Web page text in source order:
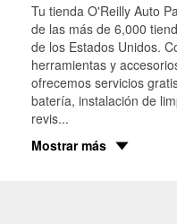
Tu tienda O'Reilly Auto
de las más de 6,000
de los Estados Unidos.
herramientas y
ofrecemos servicios
batería, instalación de
revis...
Mostrar más